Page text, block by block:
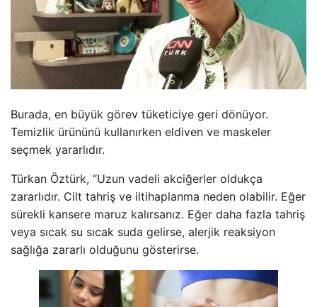
Burada, en büyük görev tüketiciye geri dönüyor.
Temizlik ürününü kullanırken eldiven ve maskeler
seçmek yararlıdır.
Türkan Öztürk, “Uzun vadeli akciğerler oldukça
zararlıdır. Cilt tahriş ve iltihaplanma neden olabilir. Eğer
sürekli kansere maruz kalırsanız. Eğer daha fazla tahriş
veya sıcak su sıcak suda gelirse, alerjik reaksiyon
sağlığa zararlı olduğunu gösterirse.